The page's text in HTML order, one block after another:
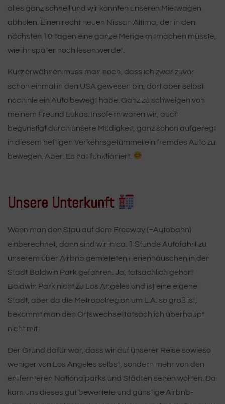
alles ganz schnell und wir konnten unseren Mietwagen
abholen. Einen recht neuen Nissan Altima, der in den
nächsten 10 Tagen eine ganze Menge mitmachen musste,
wie ihr später noch lesen werdet.
Kurz erwähnen muss man noch, dass ich zwar zuvor
schon einmal in den USA gewesen bin, dort aber selbst
noch nie ein Auto bewegt habe. Ganz zu schweigen von
meinem Freund Lukas. Insofern waren wir, auch
begünstigt durch unsere Müdigkeit, ganz schön aufgeregt
in diesem heftigen Verkehrsgetümmel ein fremdes Auto zu
bewegen. Aber: Es hat funktioniert.
Unsere Unterkunft
Wenn man den Stau auf dem Freeway (=Autobahn)
einberechnet, dann sind wir in ca. 1 Stunde Autofahrt zu
unserem über Airbnb gemieteten Ferienhäuschen in der
Stadt Baldwin Park gefahren. Ja, tatsächlich gehört
Baldwin Park nicht zu Los Angeles und ist eine eigene
Stadt, aber da die Metropolregion um L.A. so groß ist,
bekommt man den Ortswechsel tatsächlich überhaupt
nicht mit.
Der Grund dafür war, dass wir auf unserer Reise sowieso
weniger von Los Angeles selbst, sondern mehr von den
entfernteren Nationalparks und Städten sehen wollten. Da
kam uns dieses gut bewertete und günstige Airbnb-